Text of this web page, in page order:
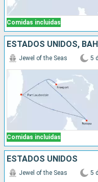
Comidas incluidas
ESTADOS UNIDOS,
Comidas incluidas
Jewel of the Seas 5 d
ESTADOS UNIDOS
Jewel of the Seas 5 d